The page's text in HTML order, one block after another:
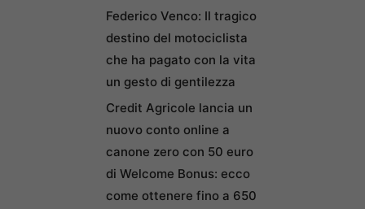
Federico Venco: Il tragico
destino del motociclista
che ha pagato con la vita
un gesto di gentilezza
Credit Agricole lancia un
nuovo conto online a
canone zero con 50 euro
di Welcome Bonus: ecco
come ottenere fino a 650